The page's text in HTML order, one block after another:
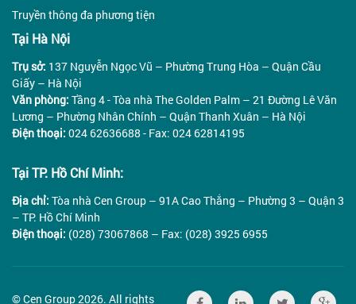
Truyền thông đa phương tiện
Tại Hà Nội
Trụ sở: 137 Nguyễn Ngọc Vũ – Phường Trung Hòa – Quận Cầu
Giấy – Hà Nội
Văn phòng: Tầng 4 - Tòa nhà The Golden Palm – 21 Đường Lê Văn
Lương – Phường Nhân Chính – Quận Thanh Xuân – Hà Nội
Điện thoại: 024 62636688 - Fax: 024 62814195
Tại TP. Hồ Chí Minh:
Địa chỉ: Tòa nhà Cen Group – 91A Cao Thắng – Phường 3 – Quận 3
– TP. Hồ Chí Minh
Điện thoại: (028) 73067868 – Fax: (028) 3925 6955
© Cen Group 2026. All rights